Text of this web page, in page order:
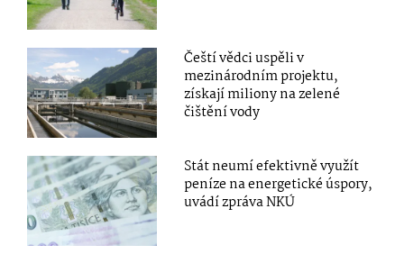
Čeští vědci uspěli v
mezinárodním projektu,
získají miliony na zelené
čištění vody
Stát neumí efektivně využít
peníze na energetické úspory,
uvádí zpráva NKÚ